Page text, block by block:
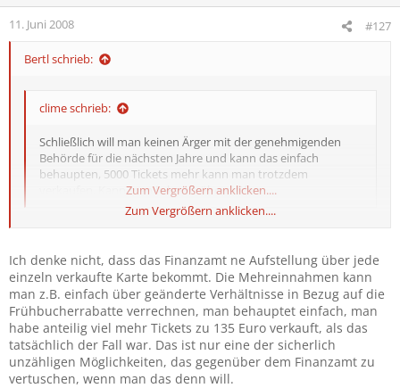
11. Juni 2008 #127
Bertl schrieb:
clime schrieb:
Schließlich will man keinen Ärger mit der genehmigenden
Behörde für die nächsten Jahre und kann das einfach
behaupten, 5000 Tickets mehr kann man trotzdem
verkaufen. Kann man ja kaum überprüfen.
Zum Vergrößern anklicken....
dazu?
Zum Vergrößern anklicken....
Ich denke nicht, dass das Finanzamt ne Aufstellung über jede
einzeln verkaufte Karte bekommt. Die Mehreinnahmen kann
man z.B. einfach über geänderte Verhältnisse in Bezug auf die
Frühbucherrabatte verrechnen, man behauptet einfach, man
habe anteilig viel mehr Tickets zu 135 Euro verkauft, als das
tatsächlich der Fall war. Das ist nur eine der sicherlich
unzähligen Möglichkeiten, das gegenüber dem Finanzamt zu
vertuschen, wenn man das denn will.